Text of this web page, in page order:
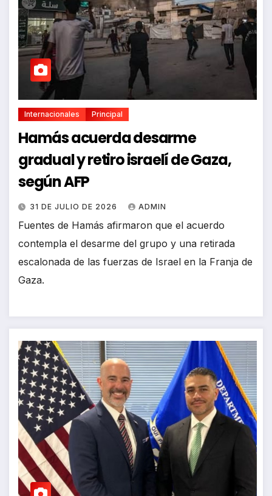
Internacionales Principal
Hamás acuerda desarme
gradual y retiro israelí de Gaza,
según AFP
31 DE JULIO DE 2026 ADMIN
Fuentes de Hamás afirmaron que el acuerdo
contempla el desarme del grupo y una retirada
escalonada de las fuerzas de Israel en la Franja de
Gaza.